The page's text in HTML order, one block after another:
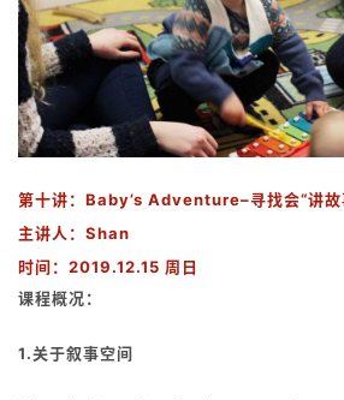
第十讲： Baby’s Adventure–寻找会“讲故
主讲人： Shan
时间： 2019.12.15 周日
课程概况：
1.关于叙事空间